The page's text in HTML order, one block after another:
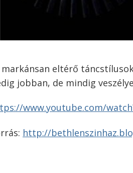
markánsan eltérő
jobban, de mindig
www.youtube.com/
http://